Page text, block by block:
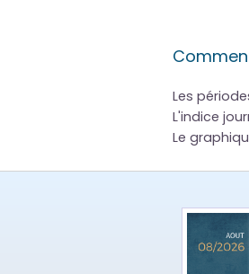
Les
L'indice
Le